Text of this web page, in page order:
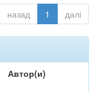
назад 1 далі
Автор(и)